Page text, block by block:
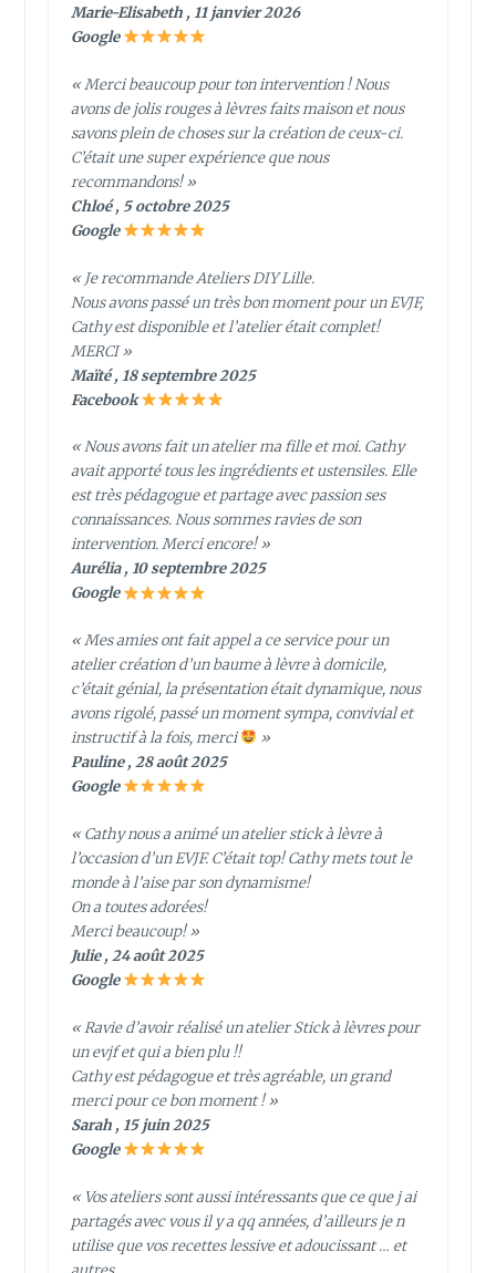
Marie-Elisabeth , 11 janvier 2026
Google
« Merci beaucoup pour ton intervention ! Nous
avons de jolis rouges à lèvres faits maison et nous
savons plein de choses sur la création de ceux-ci.
C’était une super expérience que nous
recommandons! »
Chloé , 5 octobre 2025
Google
« Je recommande Ateliers DIY Lille.
Nous avons passé un très bon moment pour un EVJF,
Cathy est disponible et l’atelier était complet!
MERCI »
Maïté , 18 septembre 2025
Facebook
« Nous avons fait un atelier ma fille et moi. Cathy
avait apporté tous les ingrédients et ustensiles. Elle
est très pédagogue et partage avec passion ses
connaissances. Nous sommes ravies de son
intervention. Merci encore! »
Aurélia , 10 septembre 2025
Google
« Mes amies ont fait appel a ce service pour un
atelier création d’un baume à lèvre à domicile,
c’était génial, la présentation était dynamique, nous
avons rigolé, passé un moment sympa, convivial et
instructif à la fois, merci
»
Pauline , 28 août 2025
Google
« Cathy nous a animé un atelier stick à lèvre à
l’occasion d’un EVJF. C’était top! Cathy mets tout le
monde à l’aise par son dynamisme!
On a toutes adorées!
Merci beaucoup! »
Julie , 24 août 2025
Google
« Ravie d’avoir réalisé un atelier Stick à lèvres pour
un evjf et qui a bien plu !!
Cathy est pédagogue et très agréable, un grand
merci pour ce bon moment ! »
Sarah , 15 juin 2025
Google
« Vos ateliers sont aussi intéressants que ce que j ai
partagés avec vous il y a qq années, d’ailleurs je n
utilise que vos recettes lessive et adoucissant … et